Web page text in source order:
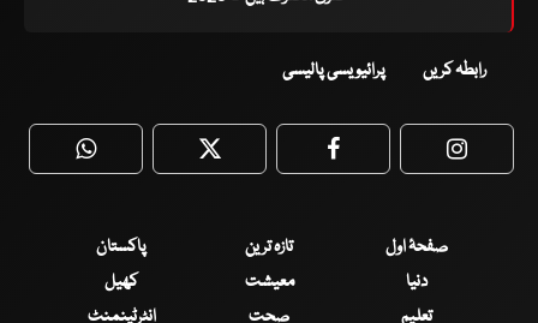
رابطہ کریں پرائیویسی پالیسی
WhatsApp Twitter Facebook
صفحۂ اول تازہ ترین
پاکستان
دنیا
معیشت
کھیل
تعلیم
صحت انٹرٹینمنٹ